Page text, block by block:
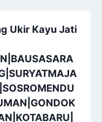
Ukir Kayu Jati